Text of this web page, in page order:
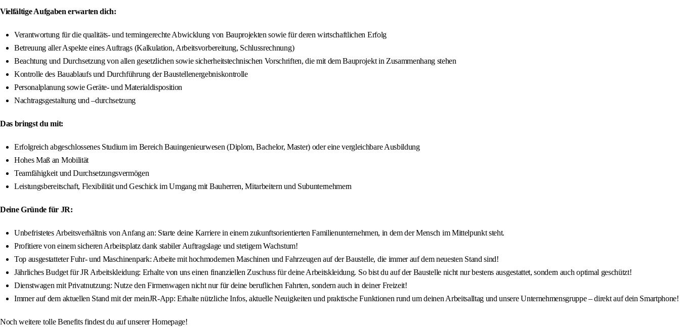
Vielfältige Aufgaben erwarten dich:
Verantwortung für die qualitäts- und termingerechte Abwicklung von Bauprojekten sowie für deren wirtschaftlichen Erfolg
Betreuung aller Aspekte eines Auftrags (Kalkulation, Arbeitsvorbereitung, Schlussrechnung)
Beachtung und Durchsetzung von allen gesetzlichen sowie sicherheitstechnischen Vorschriften, die mit dem Bauprojekt in Zusammenhang stehen
Kontrolle des Bauablaufs und Durchführung der Baustellenergebniskontrolle
Personalplanung sowie Geräte- und Materialdisposition
Nachtragsgestaltung und –durchsetzung
Das bringst du mit:
Erfolgreich abgeschlossenes Studium im Bereich Bauingenieurwesen (Diplom, Bachelor, Master) oder eine vergleichbare Ausbildung
Hohes Maß an Mobilität
Teamfähigkeit und Durchsetzungsvermögen
Leistungsbereitschaft, Flexibilität und Geschick im Umgang mit Bauherren, Mitarbeitern und Subunternehmern
Deine Gründe für JR:
Unbefristetes Arbeitsverhältnis von Anfang an: Starte deine Karriere in einem zukunftsorientierten Familienunternehmen, in dem der Mensch im Mittelpunkt steht.
Profitiere von einem sicheren Arbeitsplatz dank stabiler Auftragslage und stetigem Wachstum!
Top ausgestatteter Fuhr- und Maschinenpark: Arbeite mit hochmodernen Maschinen und Fahrzeugen auf der Baustelle, die immer auf dem neuesten Stand sind!
Jährliches Budget für JR Arbeitskleidung: Erhalte von uns einen finanziellen Zuschuss für deine Arbeitskleidung. So bist du auf der Baustelle nicht nur bestens ausgestattet, sondern auch optimal geschützt!
Dienstwagen mit Privatnutzung: Nutze den Firmenwagen nicht nur für deine beruflichen Fahrten, sondern auch in deiner Freizeit!
Immer auf dem aktuellen Stand mit der meinJR-App: Erhalte nützliche Infos, aktuelle Neuigkeiten und praktische Funktionen rund um deinen Arbeitsalltag und unsere Unternehmensgruppe – direkt auf dein Smartphone!
Noch weitere tolle Benefits findest du auf unserer Homepage!